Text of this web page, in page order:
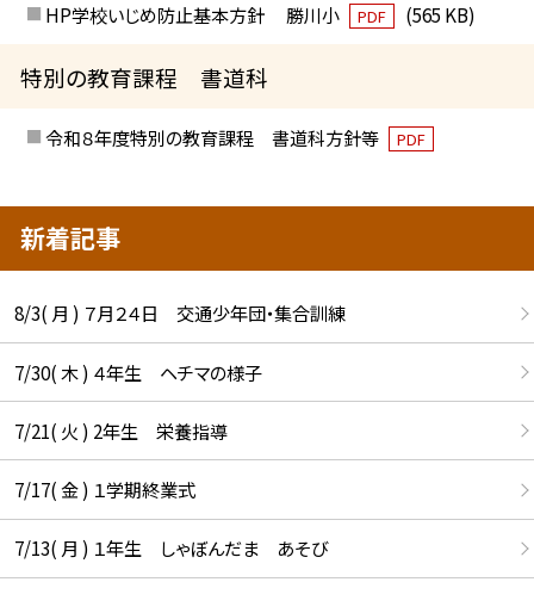
HP学校いじめ防止基本方針 勝川小 PDF (565 KB)
特別の教育課程 書道科
令和８年度特別の教育課程 書道科方針等 PDF
新着記事
8/3( 月 ) ７月２４日 交通少年団・集合訓練
7/30( 木 ) ４年生 ヘチマの様子
7/21( 火 ) 2年生 栄養指導
7/17( 金 ) １学期終業式
7/13( 月 ) １年生 しゃぼんだま あそび